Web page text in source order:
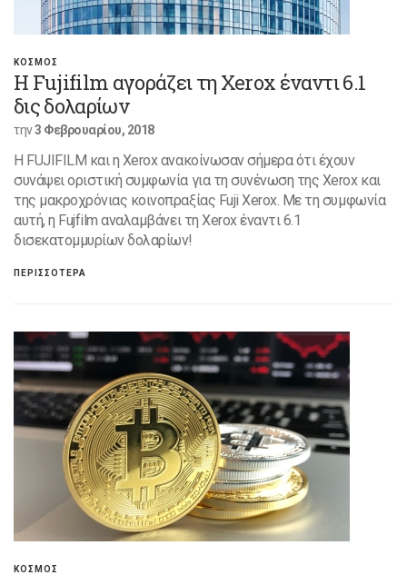
ΚΟΣΜΟΣ
H Fujifilm αγοράζει τη Xerox έναντι 6.1
δις δολαρίων
την3 Φεβρουαρίου, 2018
Η FUJIFILM και η Xerox ανακοίνωσαν σήμερα ότι έχουν
συνάψει οριστική συμφωνία για τη συνένωση της Xerox και
της μακροχρόνιας κοινοπραξίας Fuji Xerox. Με τη συμφωνία
αυτή, η Fujfilm αναλαμβάνει τη Xerox έναντι 6.1
δισεκατομμυρίων δολαρίων!
ΠΕΡΙΣΣΟΤΕΡΑ
ΚΟΣΜΟΣ